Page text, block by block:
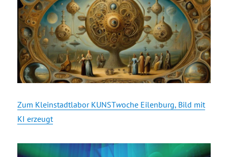
Zum Kleinstadtlabor KUNSTwoche Eilenburg, Bild mit
KI erzeugt